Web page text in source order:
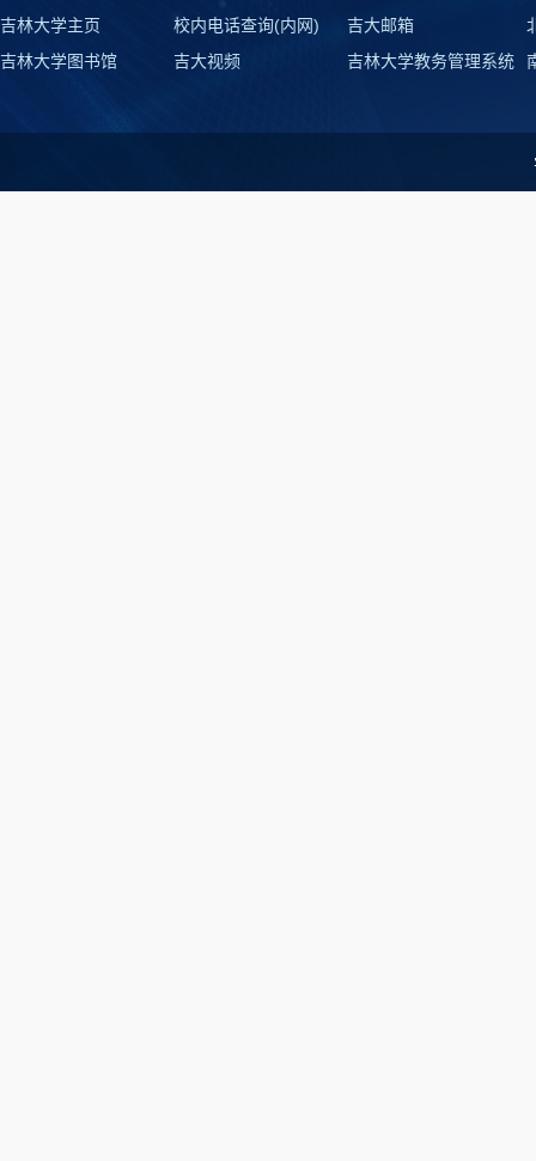
吉林大学主页
校内电话查询(内网)
吉大邮箱
吉林大学图书馆
吉大视频 吉林大学教务管理系统